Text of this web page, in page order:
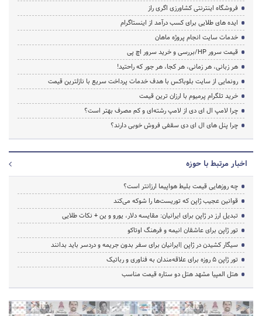
فروشگاه اینترنتی کشاورزی اگری راز
ایده های طلایی برای کسب درآمد از اینستاگرام
خدمات سایت انجام پروژه ماهان
قیمت سرور HP/بررسی و خرید سرور اچ پی
هر زبانی، هر زمانی، هر کجا، هر جور که راحتید!
رونمایی از سایت بلوباکس با هدف خدمات پرداخت سریع با نازلترین قیمت
خرید تلگرام پرمیوم با ارزان ترین قیمت
چرا لامپ ال ای دی از لامپ رشته‌ای و کم مصرف بهتر است؟
چرا پنل های ال ای دی سقفی فروش خوبی دارند؟
اخبار مرتبط با حوزه
چه روزهایی قیمت بلیط هواپیما ارزانتر است؟
قوانین عجیب ژاپن که توریست‌ها را شوکه می‌کند
تبدیل ارز در ژاپن برای ایرانیان: مقایسه دلار، یورو و ین + نکات طلایی
تور ژاپن برای عاشقان انیمه و فرهنگ اوتاکو
سیگار کشیدن در ژاپن |ایرانیان برای سفر بدون جریمه و دردسر باید بدانند
تور ژاپن ۵ روزه برای علاقه‌مندان به فناوری و رباتیک
هتل المپیا مشهد هتل دو ستاره قیمت مناسب